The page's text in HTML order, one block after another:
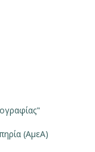
(ΑμεΑ)